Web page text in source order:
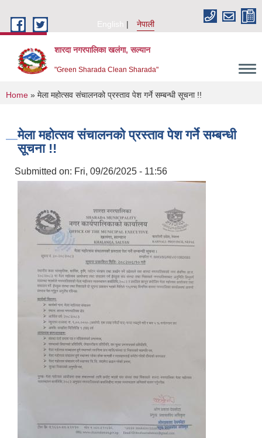
English
नेपाली
शारदा नगरपालिका खलंगा, सल्यान
"Green Sharada Clean Sharada"
You are here
Home » मेला महोत्सव संचालनको प्रस्ताव पेश गर्ने सम्बन्धी सूचना !!
मेला महोत्सव संचालनको प्रस्ताव पेश गर्ने सम्बन्धी
सूचना !!
Submitted on: Fri, 09/26/2025 - 11:56